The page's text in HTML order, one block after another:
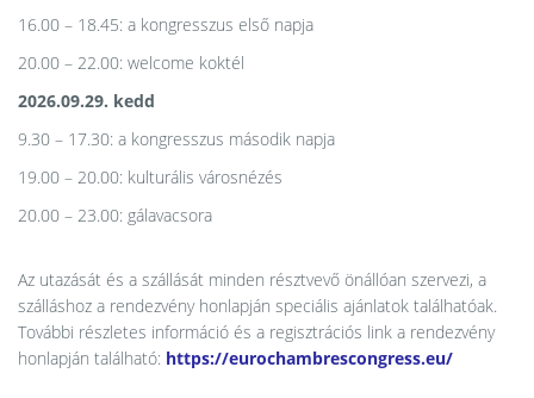
16.00 – 18.45: a kongresszus első napja
20.00 – 22.00: welcome koktél
2026.09.29. kedd
9.30 – 17.30: a kongresszus második napja
19.00 – 20.00: kulturális városnézés
20.00 – 23.00: gálavacsora
Az utazását és a szállását minden résztvevő önállóan szervezi, a
szálláshoz a rendezvény honlapján speciális ajánlatok találhatóak.
További részletes információ és a regisztrációs link a rendezvény
honlapján található: https://eurochambrescongress.eu/